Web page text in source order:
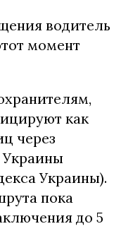
водитель
момент
как
через
Украины
Украины).
пока
до 5